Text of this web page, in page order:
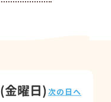
(金曜日)次の日へ